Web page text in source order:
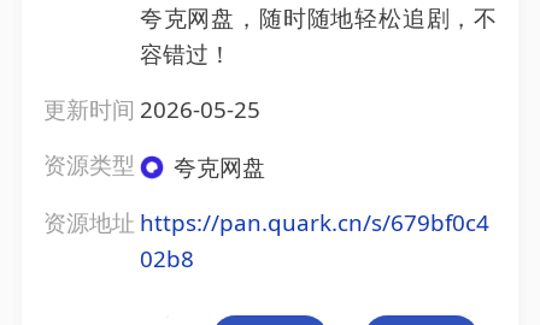
夸克网盘，随时随地轻松追剧，不
容错过！
更新时间 2026-05-25
资源类型
夸克网盘
资源地址 https://pan.quark.cn/s/679bf0c4
02b8